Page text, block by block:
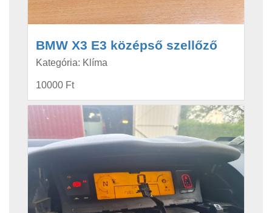
BMW X3 E3 középső szellőző
Kategória: Klíma
10000 Ft